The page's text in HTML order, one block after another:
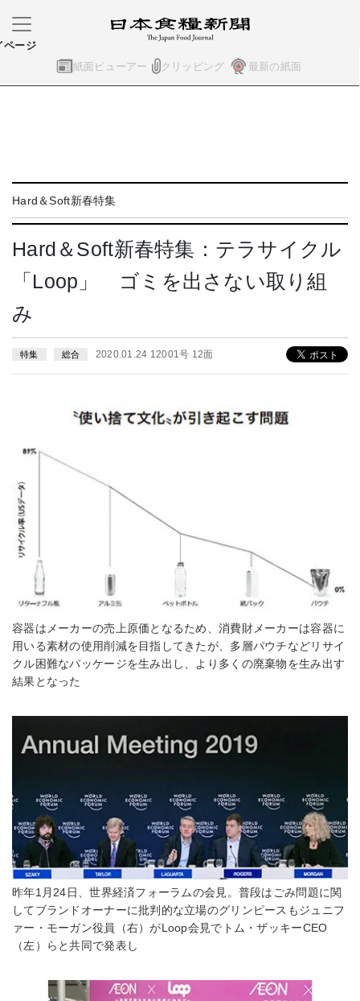
紙面ビューアー クリッピング 最新の紙面
ページ
Hard＆Soft新春特集
Hard＆Soft新春特集：テラサイクル
「Loop」 ゴミを出さない取り組
み
特集 総合 2020.01.24 12001号 12面
容器はメーカーの売上原価となるため、消費財メーカーは容器に
用いる素材の使用削減を目指してきたが、多層パウチなどリサイ
クル困難なパッケージを生み出し、より多くの廃棄物を生み出す
結果となった
昨年1月24日、世界経済フォーラムの会見。普段はごみ問題に関
してブランドオーナーに批判的な立場のグリンピースもジュニフ
ァー・モーガン役員（右）がLoop会見でトム・ザッキーCEO
（左）らと共同で発表し